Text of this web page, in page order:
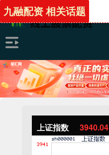
上证指数 3940.04
九融配资 相关话题